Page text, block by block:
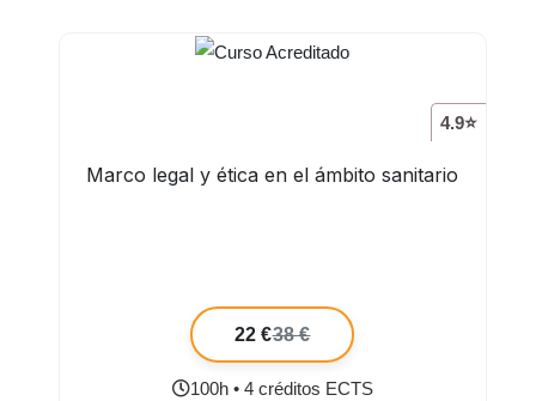
4.9⭐
Marco legal y ética en el ámbito sanitario
22 €38 €
100h • 4 créditos ECTS